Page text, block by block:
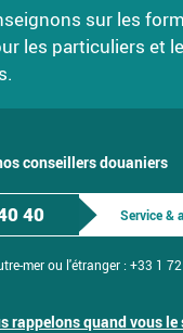
sur les
les particuliers et
conseillers douaniers
40 Service &
mer ou l'étranger : +33 1
rappelons quand vous